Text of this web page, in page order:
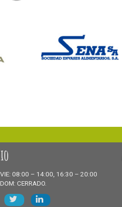
08:00 – 14:00, 16:30 – 20:00
CERRADO.